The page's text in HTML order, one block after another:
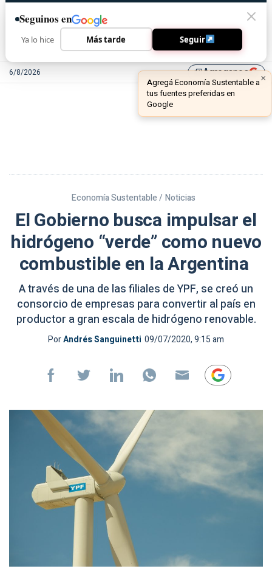
6/8/2026 library_addAgreganos
Economía Sustentable / Noticias
El Gobierno busca impulsar el
hidrógeno “verde” como nuevo
combustible en la Argentina
A través de una de las filiales de YPF, se creó un
consorcio de empresas para convertir al país en
productor a gran escala de hidrógeno renovable.
PorAndrés Sanguinetti 09/07/2020, 9:15 am
Seguinos en
Ya lo hice Más tarde Seguir